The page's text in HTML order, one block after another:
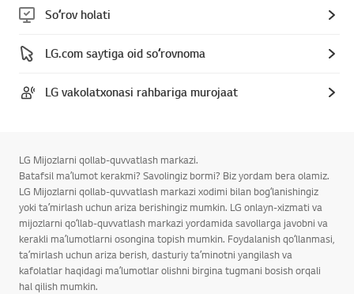
Soʻrov holati
LG.com saytiga oid soʻrovnoma
LG vakolatxonasi rahbariga murojaat
LG Mijozlarni qollab-quvvatlash markazi.
Batafsil maʼlumot kerakmi? Savolingiz bormi? Biz yordam bera olamiz.
LG Mijozlarni qollab-quvvatlash markazi xodimi bilan bogʻlanishingiz
yoki taʼmirlash uchun ariza berishingiz mumkin. LG onlayn-xizmati va
mijozlarni qoʻllab-quvvatlash markazi yordamida savollarga javobni va
kerakli maʼlumotlarni osongina topish mumkin. Foydalanish qoʻllanmasi,
taʼmirlash uchun ariza berish, dasturiy taʼminotni yangilash va
kafolatlar haqidagi maʼlumotlar olishni birgina tugmani bosish orqali
hal qilish mumkin.